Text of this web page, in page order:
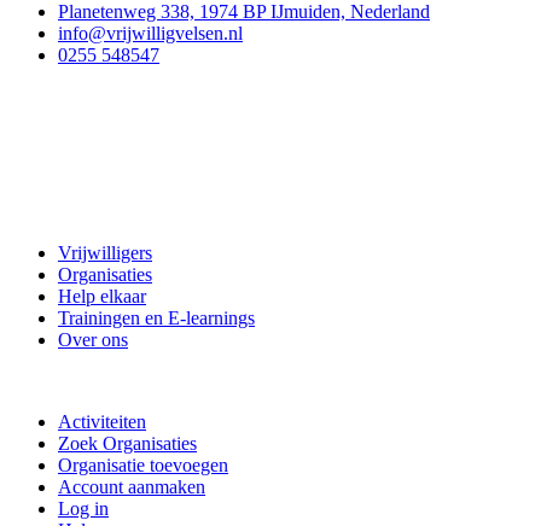
Planetenweg 338, 1974 BP IJmuiden, Nederland
info@vrijwilligvelsen.nl
0255 548547
Vrijwilligers
Organisaties
Help elkaar
Trainingen en E-learnings
Over ons
Activiteiten
Zoek Organisaties
Organisatie toevoegen
Account aanmaken
Log in